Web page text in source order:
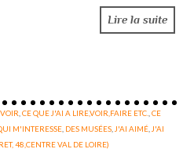
Lire la suite
,CE QUE J'AI A LIRE,VOIR,FAIRE ETC.,CE
M'INTERESSE, DES MUSÉES,J'AI AIMÉ,J'AI
48,CENTRE VAL DE LOIRE)